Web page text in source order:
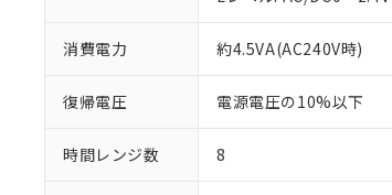
消費電力 約4.5VA(AC240V時)
復帰電圧 電源電圧の10%以下
時間レンジ数 8